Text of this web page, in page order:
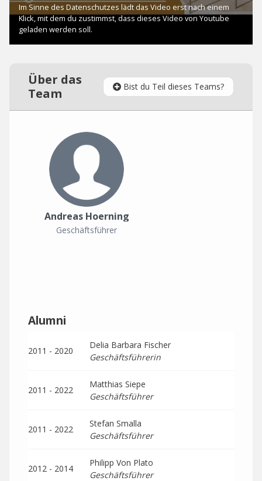
Über das
Team
Bist du Teil dieses Teams?
Andreas Hoerning
Geschäftsführer
Alumni
2011 - 2020
Delia Barbara Fischer
Geschäftsführerin
2011 - 2022
Matthias Siepe
Geschäftsführer
2011 - 2022
Stefan Smalla
Geschäftsführer
2012 - 2014
Philipp Von Plato
Geschäftsführer